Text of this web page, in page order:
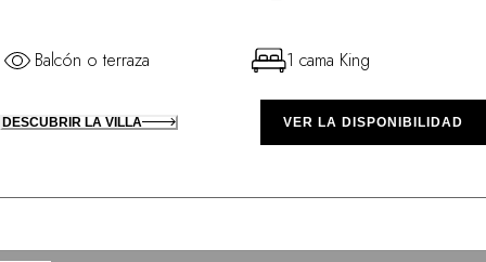
Balcón o terraza 1 cama King
DESCUBRIR LA VILLA VER LA DISPONIBILIDAD